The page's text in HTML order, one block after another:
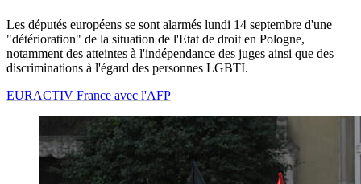
Les députés européens se sont alarmés lundi 14 septembre d'une
"détérioration" de la situation de l'Etat de droit en Pologne,
notamment des atteintes à l'indépendance des juges ainsi que des
discriminations à l'égard des personnes LGBTI.
EURACTIV France avec l'AFP